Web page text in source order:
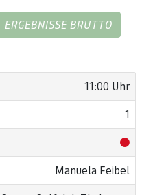
ERGEBNISSE BRUTTO
11:00 Uhr
1
Manuela Feibel